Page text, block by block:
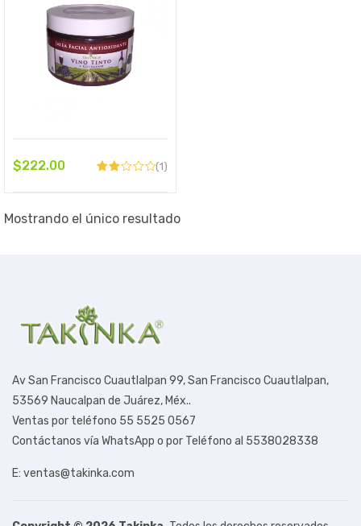
$222.00
de 5
(1)
Mostrando el único resultado
Av San Francisco Cuautlalpan 99,San Francisco Cuautlalpan,
53569 Naucalpan de Juárez, Méx..
Ventas por teléfono 55 5525 0567
Contáctanos vía WhatsApp o por Teléfono al 5538028338
E: ventas@takinka.com